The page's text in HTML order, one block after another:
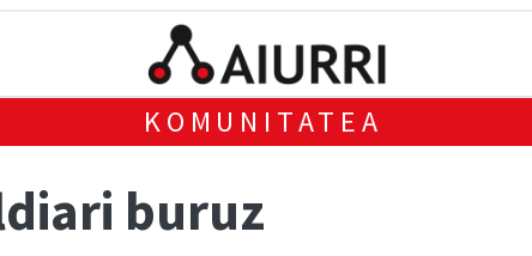
KOMUNITATEA
buruz